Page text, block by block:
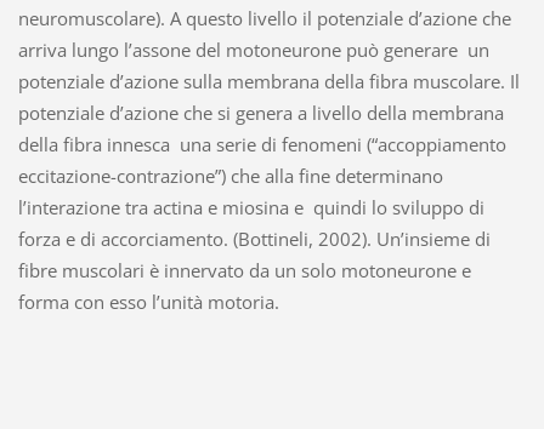
neuromuscolare). A questo livello il potenziale d’azione che
arriva lungo l’assone del motoneurone può generare un
potenziale d’azione sulla membrana della fibra muscolare. Il
potenziale d’azione che si genera a livello della membrana
della fibra innesca una serie di fenomeni (“accoppiamento
eccitazione-contrazione”) che alla fine determinano
l’interazione tra actina e miosina e quindi lo sviluppo di
forza e di accorciamento. (Bottineli, 2002). Un’insieme di
fibre muscolari è innervato da un solo motoneurone e
forma con esso l’unità motoria.